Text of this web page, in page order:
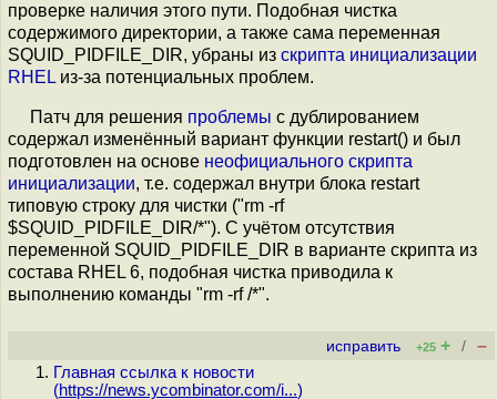
проверке наличия этого пути. Подобная чистка
содержимого директории, а также сама переменная
SQUID_PIDFILE_DIR, убраны из скрипта инициализации
RHEL из-за потенциальных проблем.
Патч для решения проблемы с дублированием
содержал изменённый вариант функции restart() и был
подготовлен на основе неофициального скрипта
инициализации, т.е. содержал внутри блока restart
типовую строку для чистки ("rm -rf
$SQUID_PIDFILE_DIR/*"). С учётом отсутствия
переменной SQUID_PIDFILE_DIR в варианте скрипта из
состава RHEL 6, подобная чистка приводила к
выполнению команды "rm -rf /*".
исправить +25 + / –
Главная ссылка к новости
(https://news.ycombinator.com/i...)